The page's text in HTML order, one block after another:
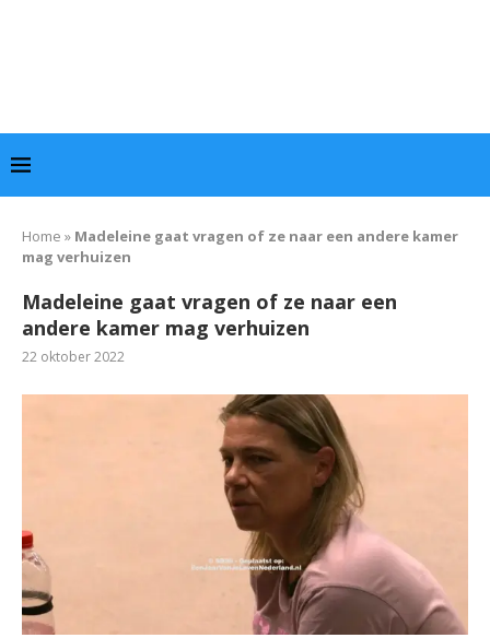
Home » Madeleine gaat vragen of ze naar een andere kamer
mag verhuizen
Madeleine gaat vragen of ze naar een
andere kamer mag verhuizen
22 oktober 2022